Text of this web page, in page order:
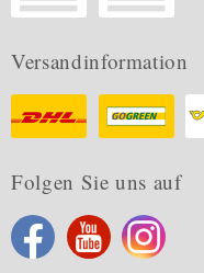
Versandinformation
Folgen Sie uns auf